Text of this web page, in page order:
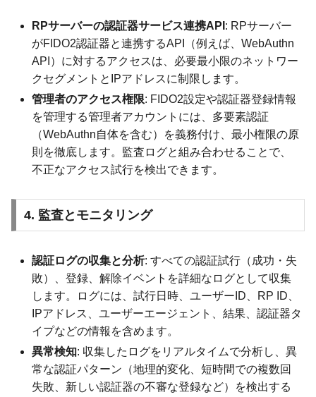
RPサーバーの認証器サービス連携API : RPサーバー
がFIDO2認証器と連携するAPI（例えば、WebAuthn
API）に対するアクセスは、必要最小限のネットワー
クセグメントとIPアドレスに制限します。
管理者のアクセス権限: FIDO2設定や認証器登録情報
を管理する管理者アカウントには、多要素認証
（WebAuthn自体を含む）を義務付け、最小権限の原
則を徹底します。監査ログと組み合わせることで、
不正なアクセス試行を検出できます。
4. 監査とモニタリング
認証ログの収集と分析: すべての認証試行（成功・失
敗）、登録、解除イベントを詳細なログとして収集
します。ログには、試行日時、ユーザーID、RP ID、
IPアドレス、ユーザーエージェント、結果、認証器タ
イプなどの情報を含めます。
異常検知: 収集したログをリアルタイムで分析し、異
常な認証パターン（地理的変化、短時間での複数回
失敗、新しい認証器の不審な登録など）を検出する